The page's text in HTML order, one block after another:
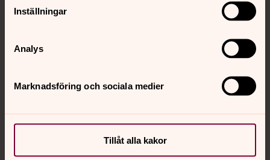
Inställningar
Analys
Marknadsföring och sociala medier
Tillåt alla kakor
Kontakt